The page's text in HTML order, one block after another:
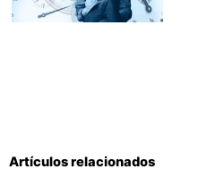
Artículos relacionados